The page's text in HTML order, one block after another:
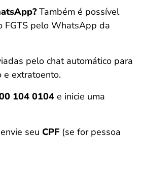
Também é possível
FGTS pelo WhatsApp da
pelo chat automático para
e extratoento.
104 0104 e inicie uma
seu CPF (se for pessoa